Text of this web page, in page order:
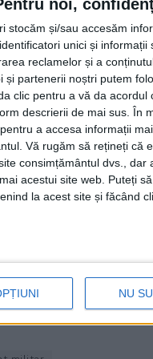
noi,
stocăm și/sau accesăm
unici și
reclamelor și a
și partenerii noștri putem
clic pentru a vă da
descrierii de mai sus. În
a accesa informații
Vă rugăm să rețineți că
consimțământul dvs.,
acestui site web. Puteți
la acest site și făcând
NU
(4 ani): 34
Brașov (3-4 ani):
București (4 ani):
Informații “Mihai
Universitatea de
ani): 10 locuri;
T. Popa” din
locuri; Universitatea
(4 ani): 15
la Biroul
avea loc în perioada